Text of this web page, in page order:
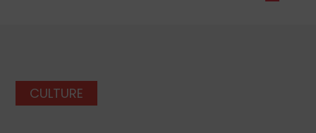
CULTURE